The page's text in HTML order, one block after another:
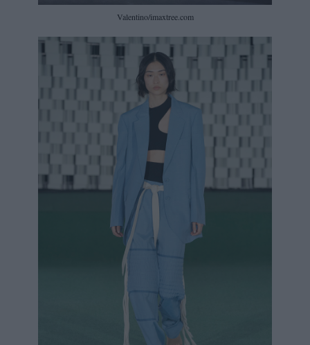
Valentino/imaxtree.com